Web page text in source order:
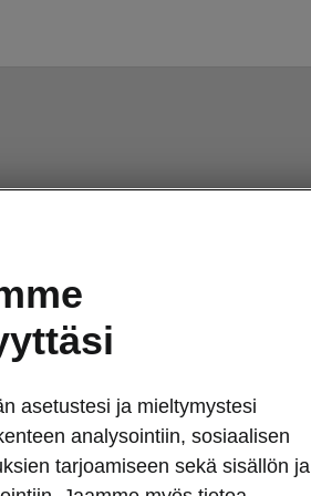
asetustesi ja mieltymystesi
analysointiin, sosiaalisen
tarjoamiseen sekä sisällön ja